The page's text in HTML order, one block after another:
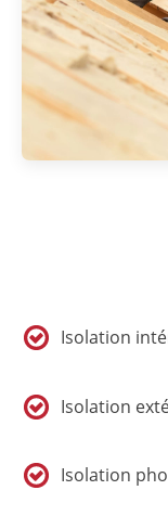
Isolation
Isolation
Isolation